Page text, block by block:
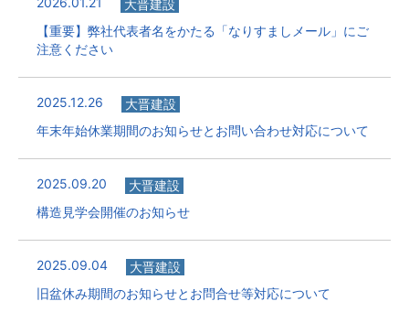
大晋建設
【重要】弊社代表者名をかたる「なりすましメール」にご
注意ください
2025.12.26
大晋建設
年末年始休業期間のお知らせとお問い合わせ対応について
2025.09.20
大晋建設
構造見学会開催のお知らせ
2025.09.04
大晋建設
旧盆休み期間のお知らせとお問合せ等対応について